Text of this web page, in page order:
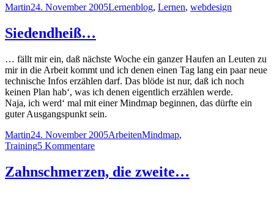
Autor
MartinVeröffentlicht
24. November 2005Kategorien
LernenSchlagwörter
blog, Lernen, webdesign
Siedendheiß…
… fällt mir ein, daß nächste Woche ein ganzer Haufen an Leuten zu
mir in die Arbeit kommt und ich denen einen Tag lang ein paar neue
technische Infos erzählen darf. Das blöde ist nur, daß ich noch
keinen Plan hab‘, was ich denen eigentlich erzählen werde.
Naja, ich werd‘ mal mit einer Mindmap beginnen, das dürfte ein
guter Ausgangspunkt sein.
Autor
MartinVeröffentlicht
am
24. November 2005Kategorien
ArbeitenSchlagwörter
Mindmap,
Training5 Kommentarezu
Zahnschmerzen, die zweite…